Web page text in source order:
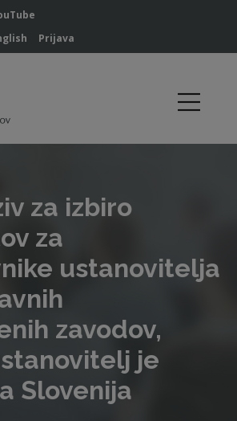
Prijava
za izbiro
za
ustanovitelja
zavodov,
je
Slovenija